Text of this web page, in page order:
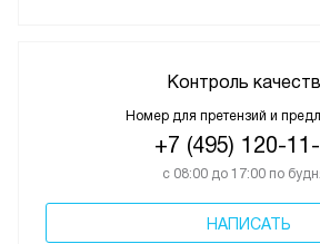
Контроль
Номер для претензий и
+7 (495) 120-
с 08:00 до 17:00 по
НАПИСАТЬ